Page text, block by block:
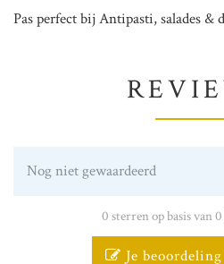
Pas perfect bij Antipasti, salades &
Nog niet gewaardeerd
0 sterren op basis van
Je